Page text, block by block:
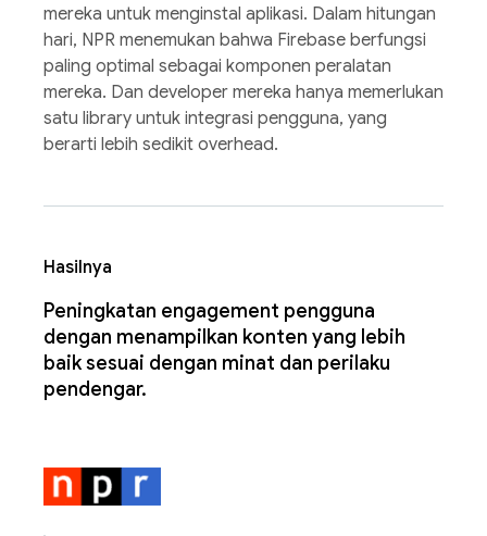
mereka untuk menginstal aplikasi. Dalam hitungan
hari, NPR menemukan bahwa Firebase berfungsi
paling optimal sebagai komponen peralatan
mereka. Dan developer mereka hanya memerlukan
satu library untuk integrasi pengguna, yang
berarti lebih sedikit overhead.
Hasilnya
Peningkatan engagement pengguna
dengan menampilkan konten yang lebih
baik sesuai dengan minat dan perilaku
pendengar.